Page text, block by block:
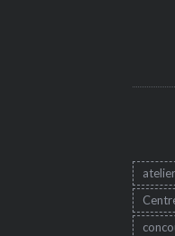
atelier